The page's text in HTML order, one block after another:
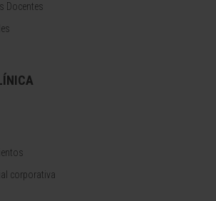
Docentes
corporativa